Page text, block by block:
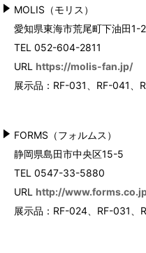
MOLIS（モリス）
愛知県東海市荒尾町下油田1-2
TEL 052-604-2811
URL https://molis-fan.jp/
展示品：RF-031、RF-041、
FORMS（フォルムス）
静岡県島田市中央区15-5
TEL 0547-33-5880
URL http://
展示品：RF-024、RF-031、